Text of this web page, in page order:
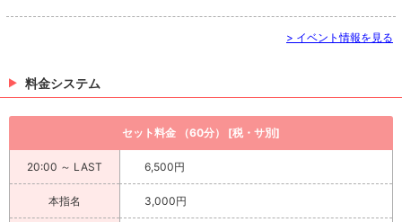
> イベント情報を見る
料金システム
セット料金 （60分） [税・サ別]
20:00 ～ LAST 6,500円
本指名 3,000円